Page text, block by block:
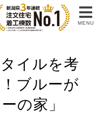
MENU
イルを考
ブルーが
の家」